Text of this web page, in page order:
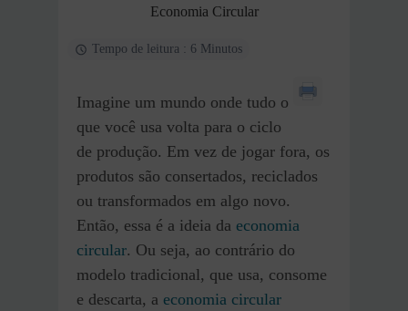
Economia Circular
Tempo de leitura : 6 Minutos
Imagine um mundo onde tudo o
que você usa volta para o ciclo
de produção. Em vez de jogar fora, os
produtos são consertados, reciclados
ou transformados em algo novo.
Então, essa é a ideia da economia
circular. Ou seja, ao contrário do
modelo tradicional, que usa, consome
e descarta, a economia circular